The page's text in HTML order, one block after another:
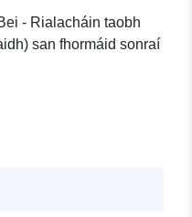
- Rialacháin taobh
san fhormáid sonraí